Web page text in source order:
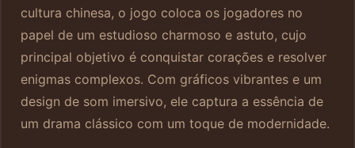
cultura chinesa, o jogo coloca os jogadores no
papel de um estudioso charmoso e astuto, cujo
principal objetivo é conquistar corações e resolver
enigmas complexos. Com gráficos vibrantes e um
design de som imersivo, ele captura a essência de
um drama clássico com um toque de modernidade.